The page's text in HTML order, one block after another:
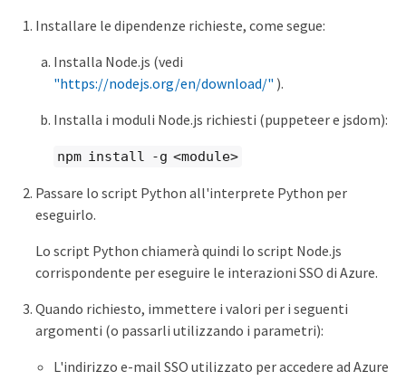
Installare le dipendenze richieste, come segue:
Installa Node.js (vedi
"https://nodejs.org/en/download/" ).
Installa i moduli Node.js richiesti (puppeteer e jsdom):
npm install -g <module>
Passare lo script Python all'interprete Python per
eseguirlo.
Lo script Python chiamerà quindi lo script Node.js
corrispondente per eseguire le interazioni SSO di Azure.
Quando richiesto, immettere i valori per i seguenti
argomenti (o passarli utilizzando i parametri):
L'indirizzo e-mail SSO utilizzato per accedere ad Azure